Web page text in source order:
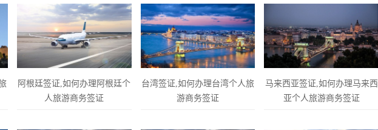
阿根廷签证,如何办理阿根廷个
人旅游商务签证
台湾签证,如何办理台湾个人旅
游商务签证
马来西亚签证,如何办理马来西
亚个人旅游商务签证